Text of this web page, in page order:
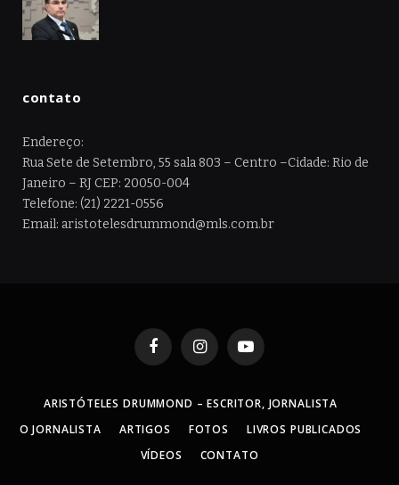
contato
Endereço:
Rua Sete de Setembro, 55 sala 803 – Centro –Cidade: Rio de
Janeiro – RJ CEP: 20050-004
Telefone: (21) 2221-0556
Email: aristotelesdrummond@mls.com.br
FacebookInstagramYouTube
ARISTÓTELES DRUMMOND – ESCRITOR, JORNALISTA
O JORNALISTA
ARTIGOS FOTOS
LIVROS PUBLICADOS
VÍDEOS
CONTATO